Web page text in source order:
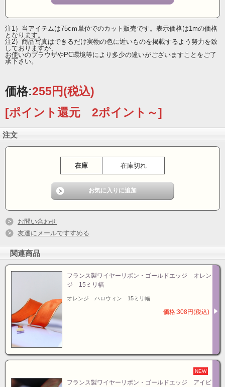
クリエイションの表現の数だけ、色彩が放つ表情も異なってみえるはず。
その他にも、カルトナージュ等のクラフトや手芸、インテリア装飾等、
幅広いジャンルのクリエーターへ。
25ミリ幅 ワイヤーリボン フランス製
注1）当アイテムは75cｍ単位でのカット販売です。表示価格は1mの価格
となります。
注2）商品写真はできるだけ実物の色に近いものを掲載するよう努力を致
しておりますが、
お使いのプラウザやPC環境等により多少の違いがございますことをご了
承下さい。
価格:255円(税込)
[ポイント還元 2ポイント～]
注文
在庫 在庫切れ
お問い合わせ
友達にメールですすめる
関連商品
フランス製ワイヤーリボン・ゴールドエッジ オレン
ジ 15ミリ幅
オレンジ ハロウィン 15ミリ幅
価格:308円(税込)
NEW
フランス製ワイヤーリボン・ゴールドエッジ アイビ